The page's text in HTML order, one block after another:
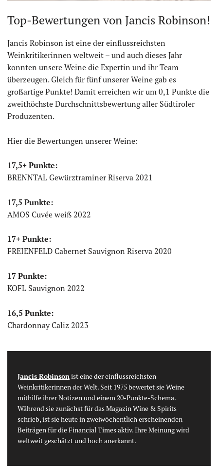
Top-Bewertungen von Jancis Robinson!
Jancis Robinson ist eine der einflussreichsten
Weinkritikerinnen weltweit – und auch dieses Jahr
konnten unsere Weine die Expertin und ihr Team
überzeugen. Gleich für fünf unserer Weine gab es
großartige Punkte! Damit erreichen wir um 0,1 Punkte die
zweithöchste Durchschnittsbewertung aller Südtiroler
Produzenten.
Hier die Bewertungen unserer Weine:
17,5+ Punkte:
BRENNTAL Gewürztraminer Riserva 2021
17,5 Punkte:
AMOS Cuvée weiß 2022
17+ Punkte:
FREIENFELD Cabernet Sauvignon Riserva 2020
17 Punkte:
KOFL Sauvignon 2022
16,5 Punkte:
Chardonnay Caliz 2023
Jancis Robinson ist eine der einflussreichsten
Weinkritikerinnen der Welt. Seit 1975 bewertet sie Weine
mithilfe ihrer Notizen und einem 20-Punkte-Schema.
Während sie zunächst für das Magazin Wine & Spirits
schrieb, ist sie heute in zweiwöchentlich erscheinenden
Beiträgen für die Financial Times aktiv. Ihre Meinung wird
weltweit geschätzt und hoch anerkannt.